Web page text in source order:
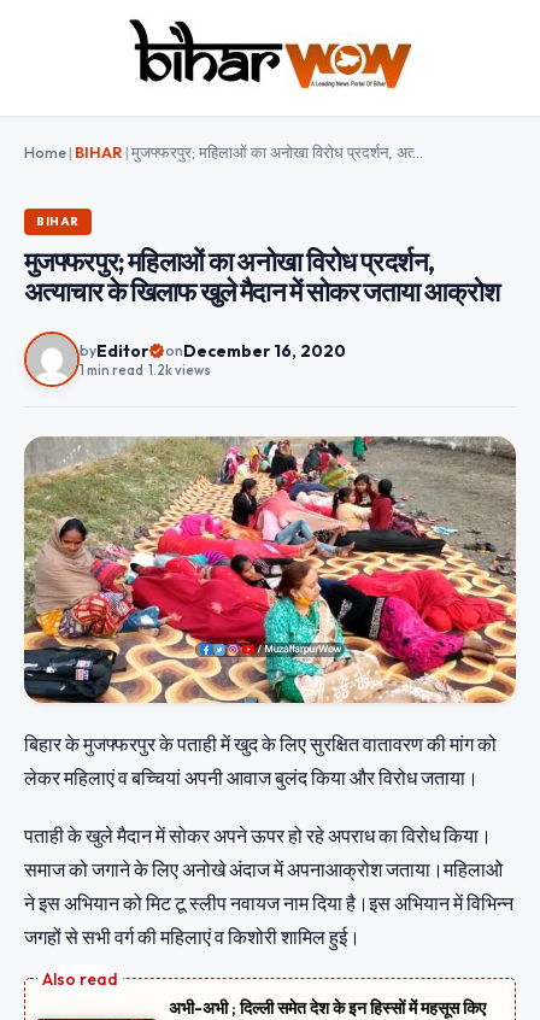
Home| BIHAR| मुजफ्फरपुर; महिलाओं का अनोखा विरोध प्रदर्शन, अत्याचार के खिलाफ खुले मैदान में सोकर जताया आक्रोश
BIHAR
मुजफ्फरपुर; महिलाओं का अनोखा विरोध प्रदर्शन,
अत्याचार के खिलाफ खुले मैदान में सोकर जताया आक्रोश
byEditor onDecember 16, 2020
1 min read 1.2k views
बिहार के मुजफ्फरपुर के पताही में खुद के लिए सुरक्षित वातावरण की मांग को
लेकर महिलाएं व बच्चियां अपनी आवाज बुलंद किया और विरोध जताया।
पताही के खुले मैदान में सोकर अपने ऊपर हो रहे अपराध का विरोध किया।
समाज को जगाने के लिए अनोखे अंदाज में अपनाआक्रोश जताया।महिलाओ
ने इस अभियान को मिट टू स्लीप नवायज नाम दिया है।इस अभियान में विभिन्न
जगहों से सभी वर्ग की महिलाएं व किशोरी शामिल हुई।
अभी-अभी ; दिल्ली समेत देश के इन हिस्सों में महसूस किए